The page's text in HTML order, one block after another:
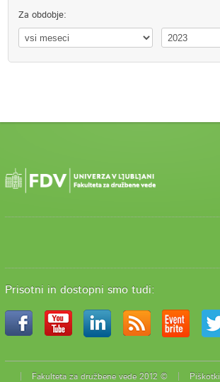
Za obdobje:
Prisotni in dostopni smo tudi:
Fakulteta za družbene vede 2012 © Piškotki